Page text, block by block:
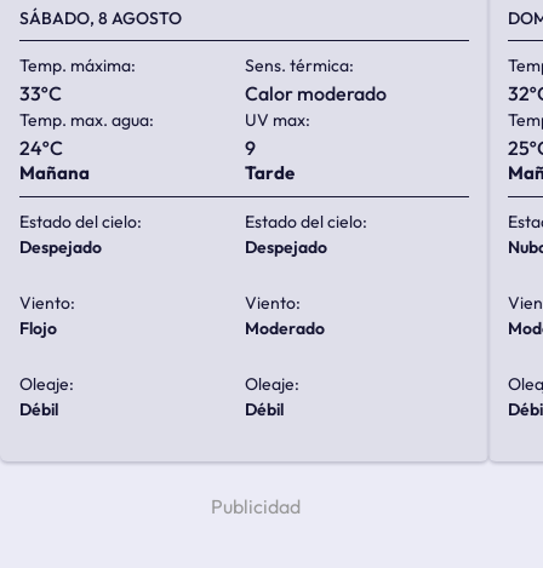
SÁBADO, 8 AGOSTO
Temp. máxima:
33ºC
Sens. térmica:
calor moderado
Temp. max. agua:
24ºC
UV max:
9
Mañana
Estado del cielo:
despejado
Viento:
flojo
Oleaje:
débil
Tarde
Estado del cielo:
despejado
Viento:
moderado
Oleaje:
débil